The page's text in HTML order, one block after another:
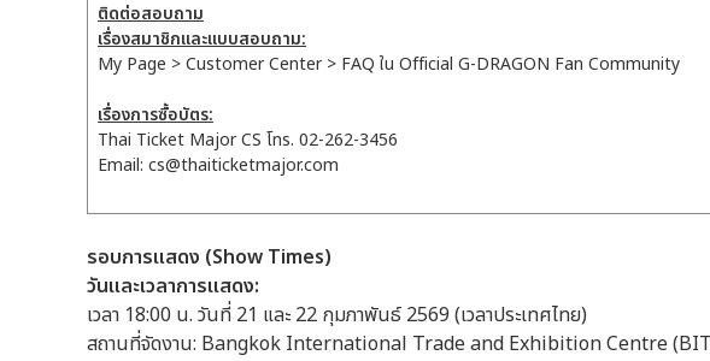
ติดต่อสอบถาม
เรื่องสมาชิกและแบบสอบถาม:
My Page > Customer Center > FAQ ใน Official G-DRAGON Fan Community
เรื่องการซื้อบัตร:
Thai Ticket Major CS โทร. 02-262-3456
Email: cs@thaiticketmajor.com
รอบการแสดง (Show Times)
วันและเวลาการแสดง:
เวลา 18:00 น. วันที่ 21 และ 22 กุมภาพันธ์ 2569 (เวลาประเทศไทย)
สถานที่จัดงาน: Bangkok International Trade and Exhibition Centre